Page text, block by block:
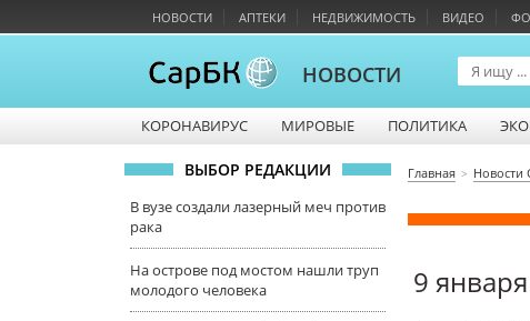
НОВОСТИ АПТЕКИ НЕДВИЖИМОСТЬ ВИДЕО
НОВОСТИ
КОРОНАВИРУС
МИРОВЫЕ ПОЛИТИКА
ВЫБОР РЕДАКЦИИ
В вузе создали лазерный меч против
рака
На острове под мостом нашли труп
молодого человека
Главная Новости
9